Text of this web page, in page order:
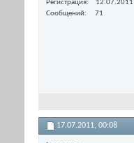
Регистрация
12.07.2011
Сообщений
71
17.07.2011, 00:08